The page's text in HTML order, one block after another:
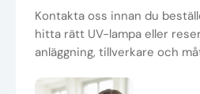
Kontakta oss innan du
hitta rätt UV-lampa eller
anläggning, tillverkare och